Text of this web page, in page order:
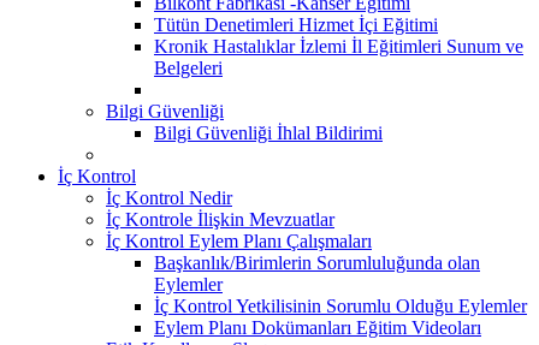
Tütün Denetimleri Hizmet İçi Eğitimi
Kronik Hastalıklar İzlemi İl Eğitimleri Sunum ve
Belgeleri
Bilgi Güvenliği
Bilgi Güvenliği İhlal Bildirimi
İç Kontrol
İç Kontrol Nedir
İç Kontrole İlişkin Mevzuatlar
İç Kontrol Eylem Planı Çalışmaları
Başkanlık/Birimlerin Sorumluluğunda olan
Eylemler
İç Kontrol Yetkilisinin Sorumlu Olduğu Eylemler
Eylem Planı Dokümanları Eğitim Videoları